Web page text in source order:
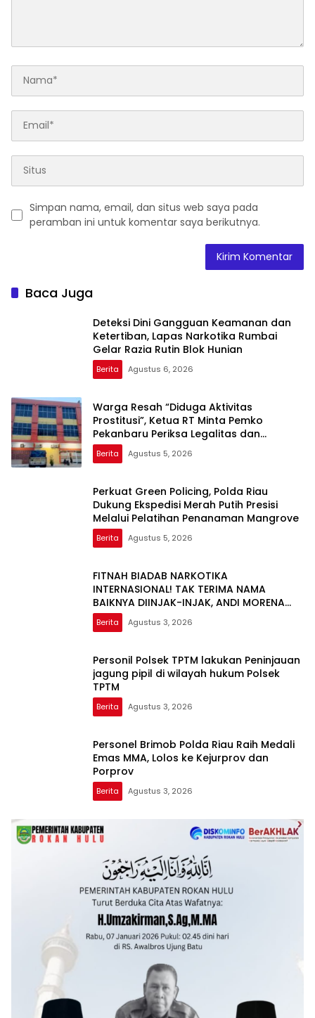
Simpan nama, email, dan situs web saya pada
peramban ini untuk komentar saya berikutnya.
Baca Juga
Deteksi Dini Gangguan Keamanan dan
Ketertiban, Lapas Narkotika Rumbai
Gelar Razia Rutin Blok Hunian
Berita Agustus 6, 2026
Warga Resah “Diduga Aktivitas
Prostitusi”, Ketua RT Minta Pemko
Pekanbaru Periksa Legalitas dan
Aktivitas Z Homestay di Jalan Tanjung
Datuk
Berita Agustus 5, 2026
Perkuat Green Policing, Polda Riau
Dukung Ekspedisi Merah Putih Presisi
Melalui Pelatihan Penanaman Mangrove
Berita Agustus 5, 2026
FITNAH BIADAB NARKOTIKA
INTERNASIONAL! TAK TERIMA NAMA
BAIKNYA DIINJAK-INJAK, ANDI MORENA
DECLARE WAR: SIAP Bantai DAN SERET
AKUN PEMBUNUH KARAKTER KE PENJARA
Berita Agustus 3, 2026
Personil Polsek TPTM lakukan Peninjauan
jagung pipil di wilayah hukum Polsek
TPTM
Berita Agustus 3, 2026
Personel Brimob Polda Riau Raih Medali
Emas MMA, Lolos ke Kejurprov dan
Porprov
Berita Agustus 3, 2026